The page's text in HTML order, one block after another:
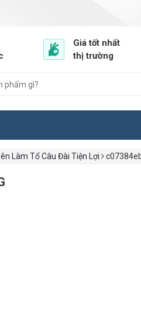
Giá tốt nhất
thị trường
Làm Tổ Câu Đài Tiện Lợi